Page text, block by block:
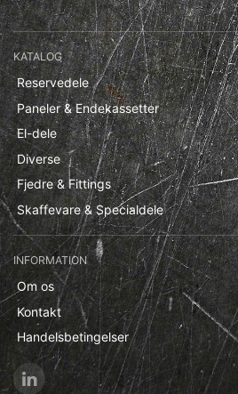
KATALOG
Reservedele
Paneler & Endekassetter
El-dele
Diverse
Fjedre & Fittings
Skaffevare & Specialdele
INFORMATION
Om os
Kontakt
Handelsbetingelser